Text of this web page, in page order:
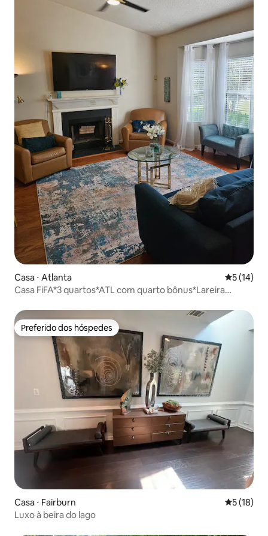
Casa ⋅ Atlanta 5 de uma
5 (14)
Casa FiFA*3 quartos*ATL com quarto bônus*Lareira
Preferido dos hóspedes
Preferido dos hóspedes
Casa ⋅ Fairburn 5 de uma
5 (18)
Luxo à beira do lago